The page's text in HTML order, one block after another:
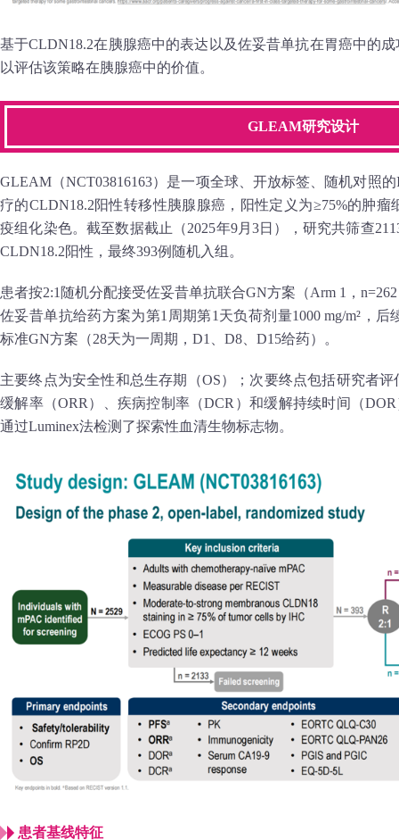
基于CLDN18.2在胰腺癌中的表达以及佐妥昔单抗在胃癌中的
以评估该策略在胰腺癌中的价值。
GLEAM研究设计
GLEAM（NCT03816163）是一项全球、开放标签、随机对照
疗的CLDN18.2阳性转移性胰腺腺癌，阳性定义为≥75%的肿
疫组化染色。截至数据截止（2025年9月3日），研究共筛查
CLDN18.2阳性，最终393例随机入组。
患者按2:1随机分配接受佐妥昔单抗联合GN方案（Arm 1，
佐妥昔单抗给药方案为第1周期第1天负荷剂量1000 mg/m²，后
标准GN方案（28天为一周期，D1、D8、D15给药）。
主要终点为安全性和总生存期（OS）；次要终点包括研究者
缓解率（ORR）、疾病控制率（DCR）和缓解持续时间（
通过Luminex法检测了探索性血清生物标志物。
患者基线特征